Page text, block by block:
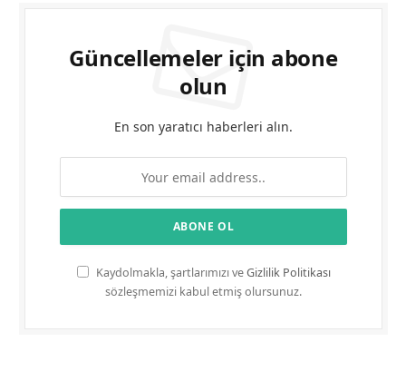
Güncellemeler için abone
olun
En son yaratıcı haberleri alın.
Kaydolmakla, şartlarımızı veGizlilik Politikası
sözleşmemizi kabul etmiş olursunuz.